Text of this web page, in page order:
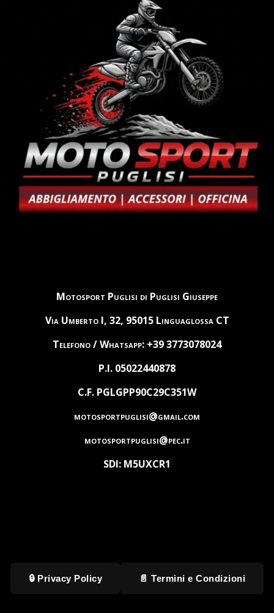
Motosport Puglisi di Puglisi Giuseppe
Via Umberto I, 32, 95015 Linguaglossa CT
Telefono / Whatsapp: +39 3773078024
P.I. 05022440878
C.F. PGLGPP90C29C351W
motosportpuglisi@gmail.com
motosportpuglisi@pec.it
SDI: M5UXCR1
🔒 Privacy Policy 📄 Termini e Condizioni